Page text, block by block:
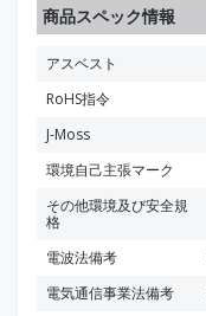
商品スペック情報
アスベスト
RoHS指令
J-Moss
環境自己主張マーク
その他環境及び安全規
格
電波法備考
電気通信事業法備考